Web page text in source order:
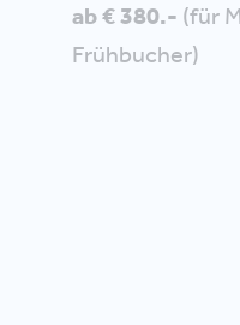
ab € 380.- (für
Frühbucher)